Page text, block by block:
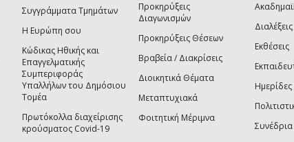
Συγγράμματα Τμημάτων
Η Ευρώπη σου
Κώδικας Ηθικής και
Επαγγελματικής
Συμπεριφοράς
Υπαλλήλων του Δημόσιου
Τομέα
Πρωτόκολλα διαχείρισης
κρούσματος Covid-19
Προκηρύξεις
Διαγωνισμών
Προκηρύξεις Θέσεων
Βραβεία / Διακρίσεις
Διοικητικά Θέματα
Μεταπτυχιακά
Φοιτητική Μέριμνα
Διαλέξεις
Εκθέσεις
Ημερίδες
Συνέδρια